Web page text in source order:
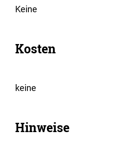
Keine
Kosten
keine
Hinweise